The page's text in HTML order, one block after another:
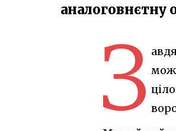
аналоговнєтну
З